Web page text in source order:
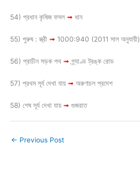
54) প্রধান কৃষিজ ফসল ➟ ধান
55) পুরুষ : স্ত্রী ➟ 1000:940 (2011 সাল অনুযায়ী)
56) প্রাচীন সড়ক পথ ➟গ্র্যাণ্ড ট্রঙ্ক রোড
57) প্রথম সূর্য দেখা যায় ➟ অরুণাচল প্রদেশ
58) শেষ সূর্য দেখা যায় ➟ গুজরাত
← Previous Post